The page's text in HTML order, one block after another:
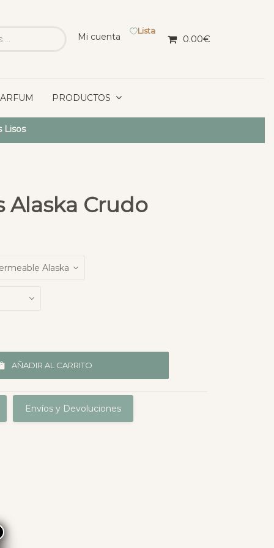
Mi cuenta
Lista
0.00€
PRODUCTOS
Lisos
Alaska Crudo
AÑADIR AL CARRITO
Envíos y Devoluciones